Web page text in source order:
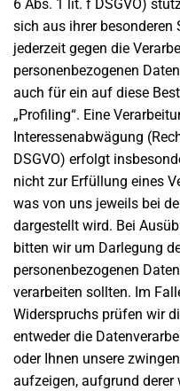
6 Abs. 1 lit. f DSGVO)
sich aus ihrer besonderen
jederzeit gegen die
personenbezogenen
auch für ein auf diese
„Profiling“. Eine
Interessenabwägung
DSGVO) erfolgt
nicht zur Erfüllung eines
was von uns jeweils bei
dargestellt wird. Bei
bitten wir um Darlegung
personenbezogenen
verarbeiten sollten. Im
Widerspruchs prüfen wir
entweder die
oder Ihnen unsere
aufzeigen, aufgrund